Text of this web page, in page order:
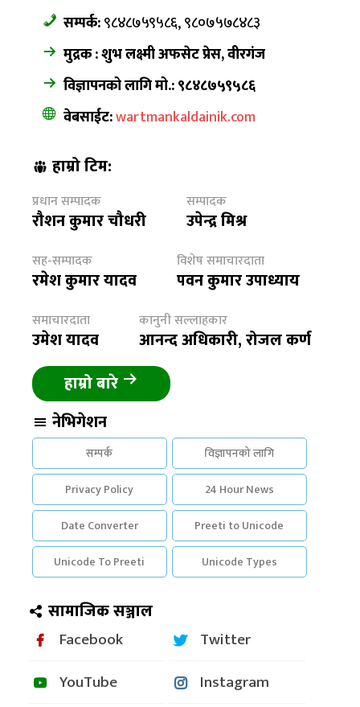
सम्पर्क:९८४८७५९५८६, ९८०७५७८४८३
मुद्रक : शुभ लक्ष्मी अफसेट प्रेस, वीरगंज
विज्ञापनको लागि मो.: ९८४८७५९५८६
वेबसाईट:wartmankaldainik.com
हाम्रो टिम:
प्रधान सम्पादक
रौशन कुमार चौधरी
सम्पादक
उपेन्द्र मिश्र
सह-सम्पादक
रमेश कुमार यादव
विशेष समाचारदाता
पवन कुमार उपाध्याय
समाचारदाता
उमेश यादव
कानुनी सल्लाहकार
आनन्द अधिकारी, रोजल कर्ण
हाम्रो बारे
नेभिगेशन
सम्पर्क
विज्ञापनको लागि
Privacy Policy
24 Hour News
Date Converter
Preeti to Unicode
Unicode To Preeti
Unicode Types
सामाजिक सञ्जाल
Facebook
Twitter
YouTube
Instagram